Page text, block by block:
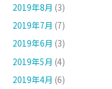
2019年8月 (3)
2019年7月 (7)
2019年6月 (3)
2019年5月 (4)
2019年4月 (6)